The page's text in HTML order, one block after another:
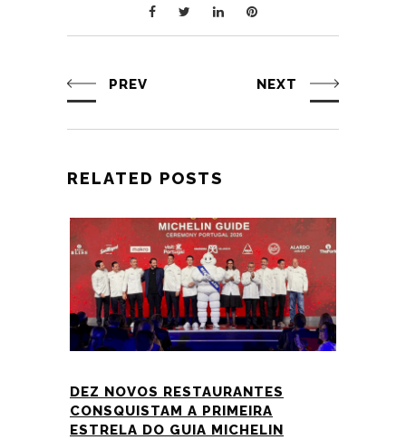
PREV NEXT
RELATED POSTS
DEZ NOVOS RESTAURANTES
CONSQUISTAM A PRIMEIRA
ESTRELA DO GUIA MICHELIN